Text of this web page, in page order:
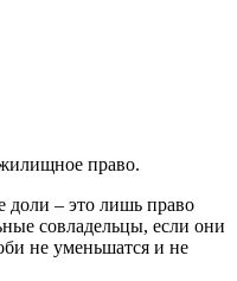
право.
доли – это лишь право
совладельцы, если они
не уменьшатся и не